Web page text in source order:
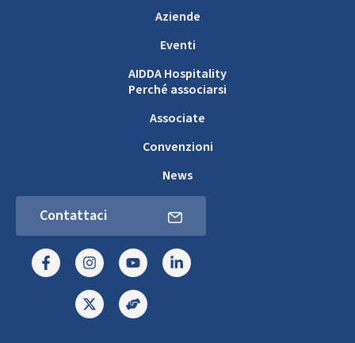
Aziende
Eventi
AIDDA Hospitality
Perché associarsi
Associate
Convenzioni
News
Contattaci